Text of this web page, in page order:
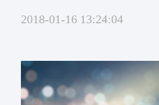
新闻动态
2018-01-16 13:24:04